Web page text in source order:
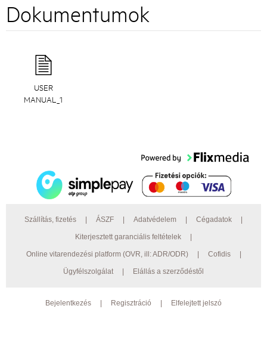
Dokumentumok
USER
MANUAL_1
Szállítás, fizetés | ÁSZF | Adatvédelem | Cégadatok |
Kiterjesztett garanciális feltételek |
Online vitarendezési platform (OVR, ill: ADR/ODR) | Cofidis |
Ügyfélszolgálat | Elállás a szerződéstől
Bejelentkezés | Regisztráció | Elfelejtett jelszó